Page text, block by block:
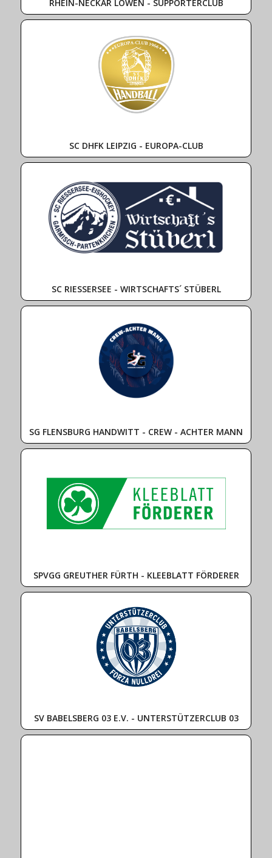
RHEIN-NECKAR LÖWEN - SUPPORTERCLUB
SC DHFK LEIPZIG - EUROPA-CLUB
SC RIESSERSEE - WIRTSCHAFTS´ STÜBERL
SG FLENSBURG HANDWITT - CREW - ACHTER MANN
SPVGG GREUTHER FÜRTH - KLEEBLATT FÖRDERER
SV BABELSBERG 03 E.V. - UNTERSTÜTZERCLUB 03